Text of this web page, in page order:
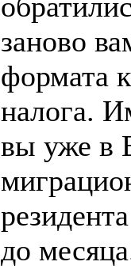
заново
формата
налога.
вы уже в
до